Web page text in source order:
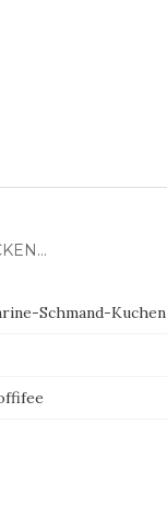
Schmand-Kuchen